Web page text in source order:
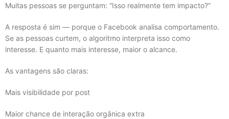
Muitas pessoas se perguntam: “Isso realmente tem impacto?”
A resposta é sim — porque o Facebook analisa comportamento.
Se as pessoas curtem, o algoritmo interpreta isso como
interesse. E quanto mais interesse, maior o alcance.
As vantagens são claras:
Mais visibilidade por post
Maior chance de interação orgânica extra